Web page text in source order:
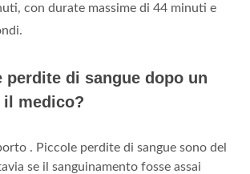
con durate massime di 44 minuti e
perdite di sangue dopo un
medico?
. Piccole perdite di sangue sono del
se il sanguinamento fosse assai